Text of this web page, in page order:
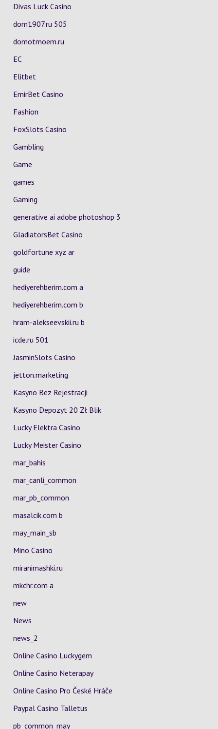
Divas Luck Casino
dom1907.ru 505
domotmoem.ru
EC
Elitbet
EmirBet Casino
Fashion
FoxSlots Casino
Gambling
Game
games
Gaming
generative ai adobe photoshop 3
GladiatorsBet Casino
goldfortune xyz ar
guide
hediyerehberim.com a
hediyerehberim.com b
hram-alekseevskii.ru b
icde.ru 501
JasminSlots Casino
jetton.marketing
Kasyno Bez Rejestracji
Kasyno Depozyt 20 Zł Blik
Lucky Elektra Casino
Lucky Meister Casino
mar_bahis
mar_canli_common
mar_pb_common
masalcik.com b
may_main_sb
Mino Casino
miranimashki.ru
mkchr.com a
new
News
news_2
Online Casino Luckygem
Online Casino Neterapay
Online Casino Pro České Hráče
Paypal Casino Talletus
pb_common_may